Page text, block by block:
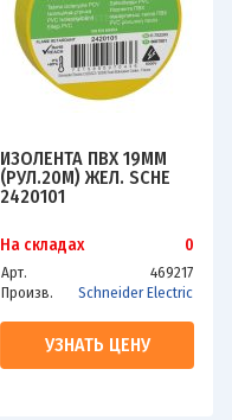
ИЗОЛЕНТА ПВХ 19ММ
(РУЛ.20М) ЖЕЛ. SCHE
2420101
На складах 0
Арт.
469217
Произв.
Schneider Electric
УЗНАТЬ ЦЕНУ